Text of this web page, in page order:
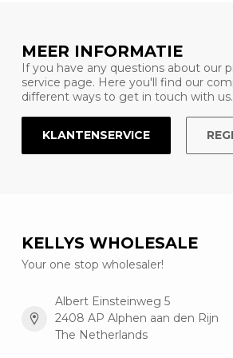
MEER INFORMATIE
If you have any questions about our
service page. Here you'll find our
different ways to get in touch with us.
KLANTENSERVICE
KELLYS WHOLESALE
Your one stop wholesaler!
Albert Einsteinweg 5
2408 AP Alphen aan den Rijn
The Netherlands